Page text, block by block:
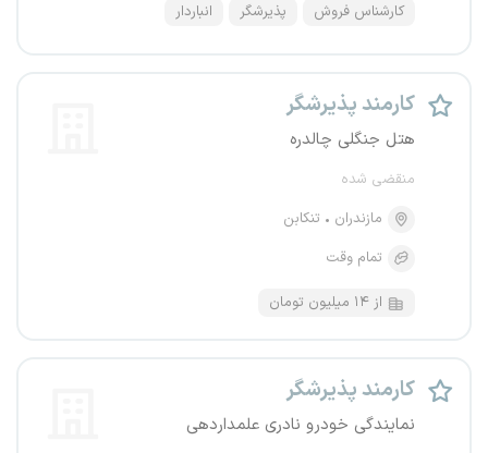
کارشناس فروش پذیرشگر انباردار
کارمند پذیرشگر
هتل جنگلی چالدره
منقضی شده
مازندران
تنکابن
تمام وقت
از ۱۴ میلیون تومان
کارمند پذیرشگر
نمایندگی خودرو نادری علمداردهی